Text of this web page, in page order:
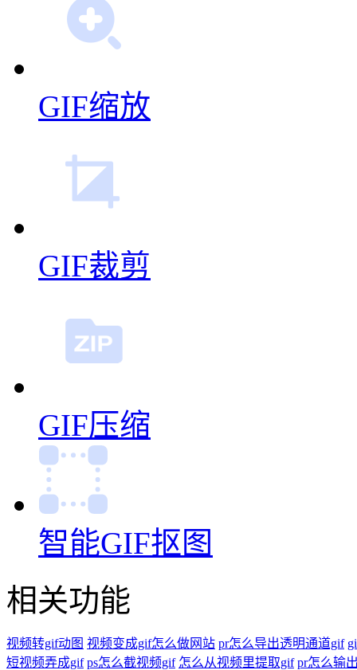
GIF缩放
GIF裁剪
GIF压缩
智能GIF抠图
相关功能
视频转gif动图 视频变成gif怎么做网站 pr怎么导出透明通道gif
短视频弄成gif ps怎么截视频gif 怎么从视频里提取gif pr怎么输